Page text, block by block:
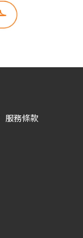
服務條款